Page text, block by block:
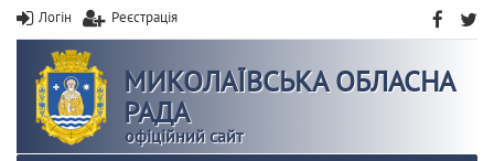
Логін Реєстрація
МИКОЛАЇВСЬКА ОБЛАСНА
РАДА
офіційний сайт